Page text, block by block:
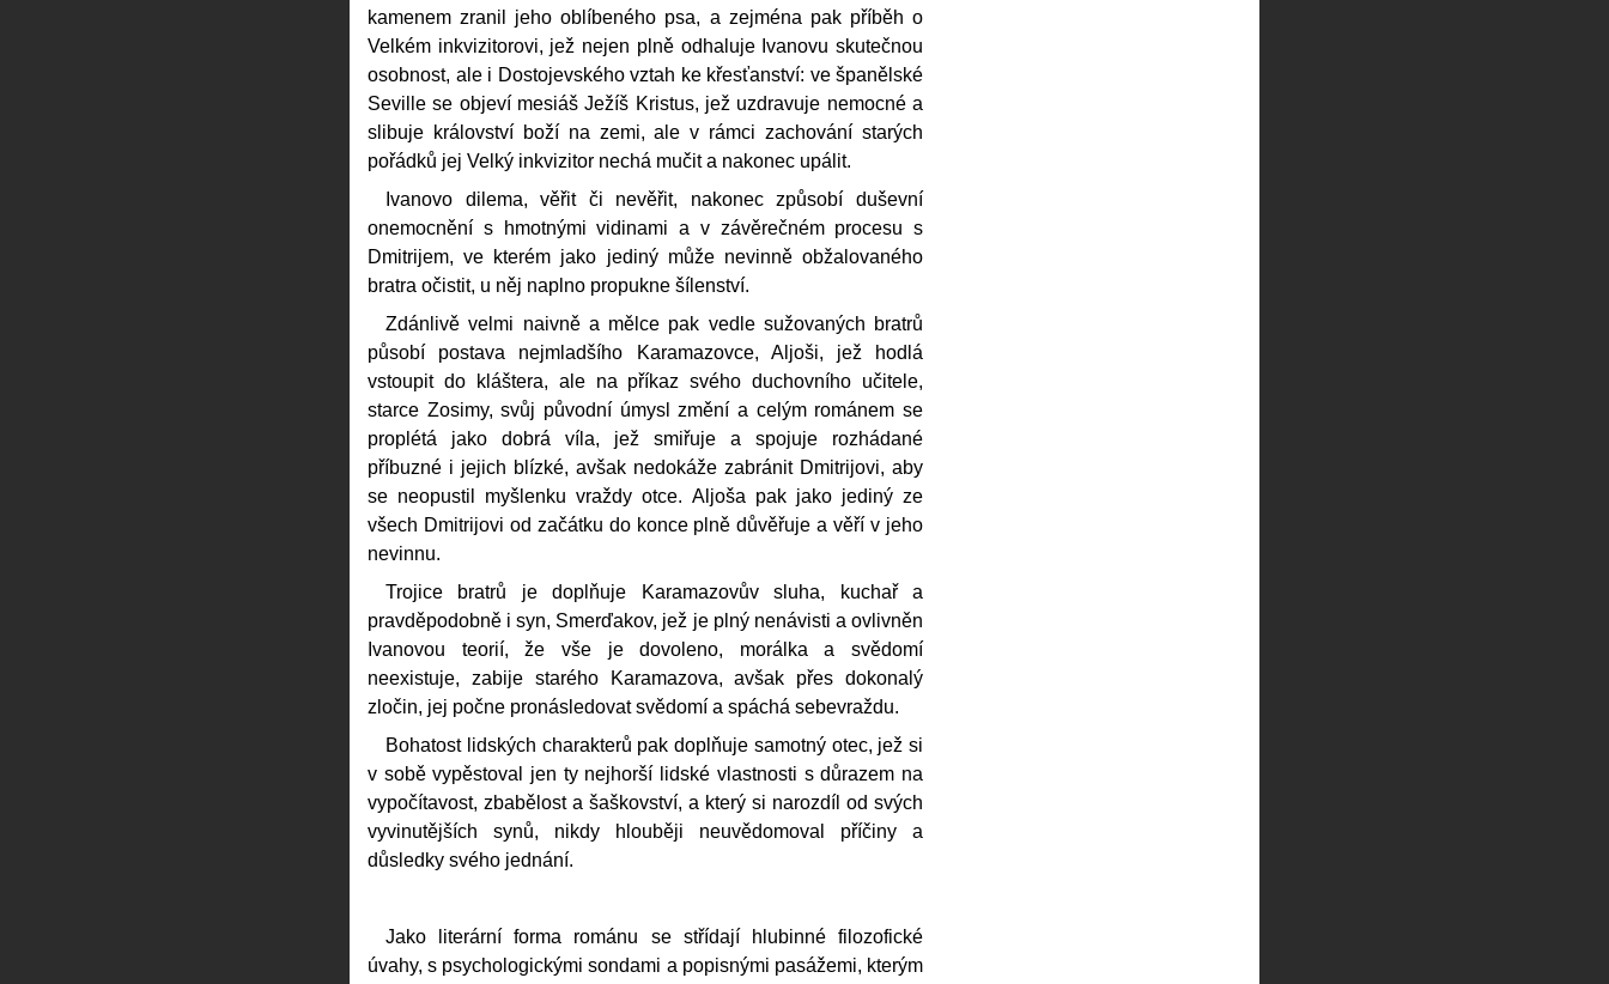
kamenem zranil jeho oblíbeného psa, a zejména pak příběh o
Velkém inkvizitorovi, jež nejen plně odhaluje Ivanovu skutečnou
osobnost, ale i Dostojevského vztah ke křesťanství: ve španělské
Seville se objeví mesiáš Ježíš Kristus, jež uzdravuje nemocné a
slibuje království boží na zemi, ale v rámci zachování starých
pořádků jej Velký inkvizitor nechá mučit a nakonec upálit.
Ivanovo dilema, věřit či nevěřit, nakonec způsobí duševní
onemocnění s hmotnými vidinami a v závěrečném procesu s
Dmitrijem, ve kterém jako jediný může nevinně obžalovaného
bratra očistit, u něj naplno propukne šílenství.
Zdánlivě velmi naivně a mělce pak vedle sužovaných bratrů
působí postava nejmladšího Karamazovce, Aljoši, jež hodlá
vstoupit do kláštera, ale na příkaz svého duchovního učitele,
starce Zosimy, svůj původní úmysl změní a celým románem se
proplétá jako dobrá víla, jež smiřuje a spojuje rozhádané
příbuzné i jejich blízké, avšak nedokáže zabránit Dmitrijovi, aby
se neopustil myšlenku vraždy otce. Aljoša pak jako jediný ze
všech Dmitrijovi od začátku do konce plně důvěřuje a věří v jeho
nevinnu.
Trojice bratrů je doplňuje Karamazovův sluha, kuchař a
pravděpodobně i syn, Smerďakov, jež je plný nenávisti a ovlivněn
Ivanovou teorií, že vše je dovoleno, morálka a svědomí
neexistuje, zabije starého Karamazova, avšak přes dokonalý
zločin, jej počne pronásledovat svědomí a spáchá sebevraždu.
Bohatost lidských charakterů pak doplňuje samotný otec, jež si
v sobě vypěstoval jen ty nejhorší lidské vlastnosti s důrazem na
vypočítavost, zbabělost a šaškovství, a který si narozdíl od svých
vyvinutějších synů, nikdy hlouběji neuvědomoval příčiny a
důsledky svého jednání.
Jako literární forma románu se střídají hlubinné filozofické
úvahy, s psychologickými sondami a popisnými pasážemi, kterým